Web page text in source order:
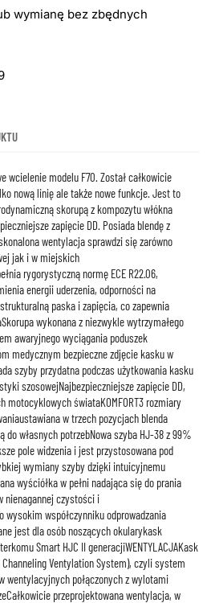
wymianę bez zbędnych
wcielenie modelu F70. Został całkowicie
nową linię ale także nowe funkcje. Jest to
skorupą z kompozytu włókna
zapięcie DD. Posiada blendę z
wentylacja sprawdzi się zarówno
jak i w miejskich
rygorystyczną normę ECE R22.06,
energii uderzenia, odporności na
paska i zapięcia, co zapewnia
wykonana z niezwykle wytrzymałego
awaryjnego wyciągania poduszek
medycznym bezpieczne zdjęcie kasku w
szyby przydatna podczas użytkowania kasku
szosowejNajbezpieczniejsze zapięcie DD,
motocyklowych świataKOMFORT3 rozmiary
w trzech pozycjach blenda
do własnych potrzebNowa szyba HJ-38 z 99%
pole widzenia i jest przystosowana pod
wymiany szyby dzięki intuicyjnemu
wyściółka w pełni nadająca się do prania
nienagannej czystości i
współczynniku odprowadzania
jest dla osób noszących okularykask
Smart HJC II generacjiWENTYLACJAKask
Ventylation System), czyli system
wentylacyjnych połączonych z wylotami
przeprojektowana wentylacja, w